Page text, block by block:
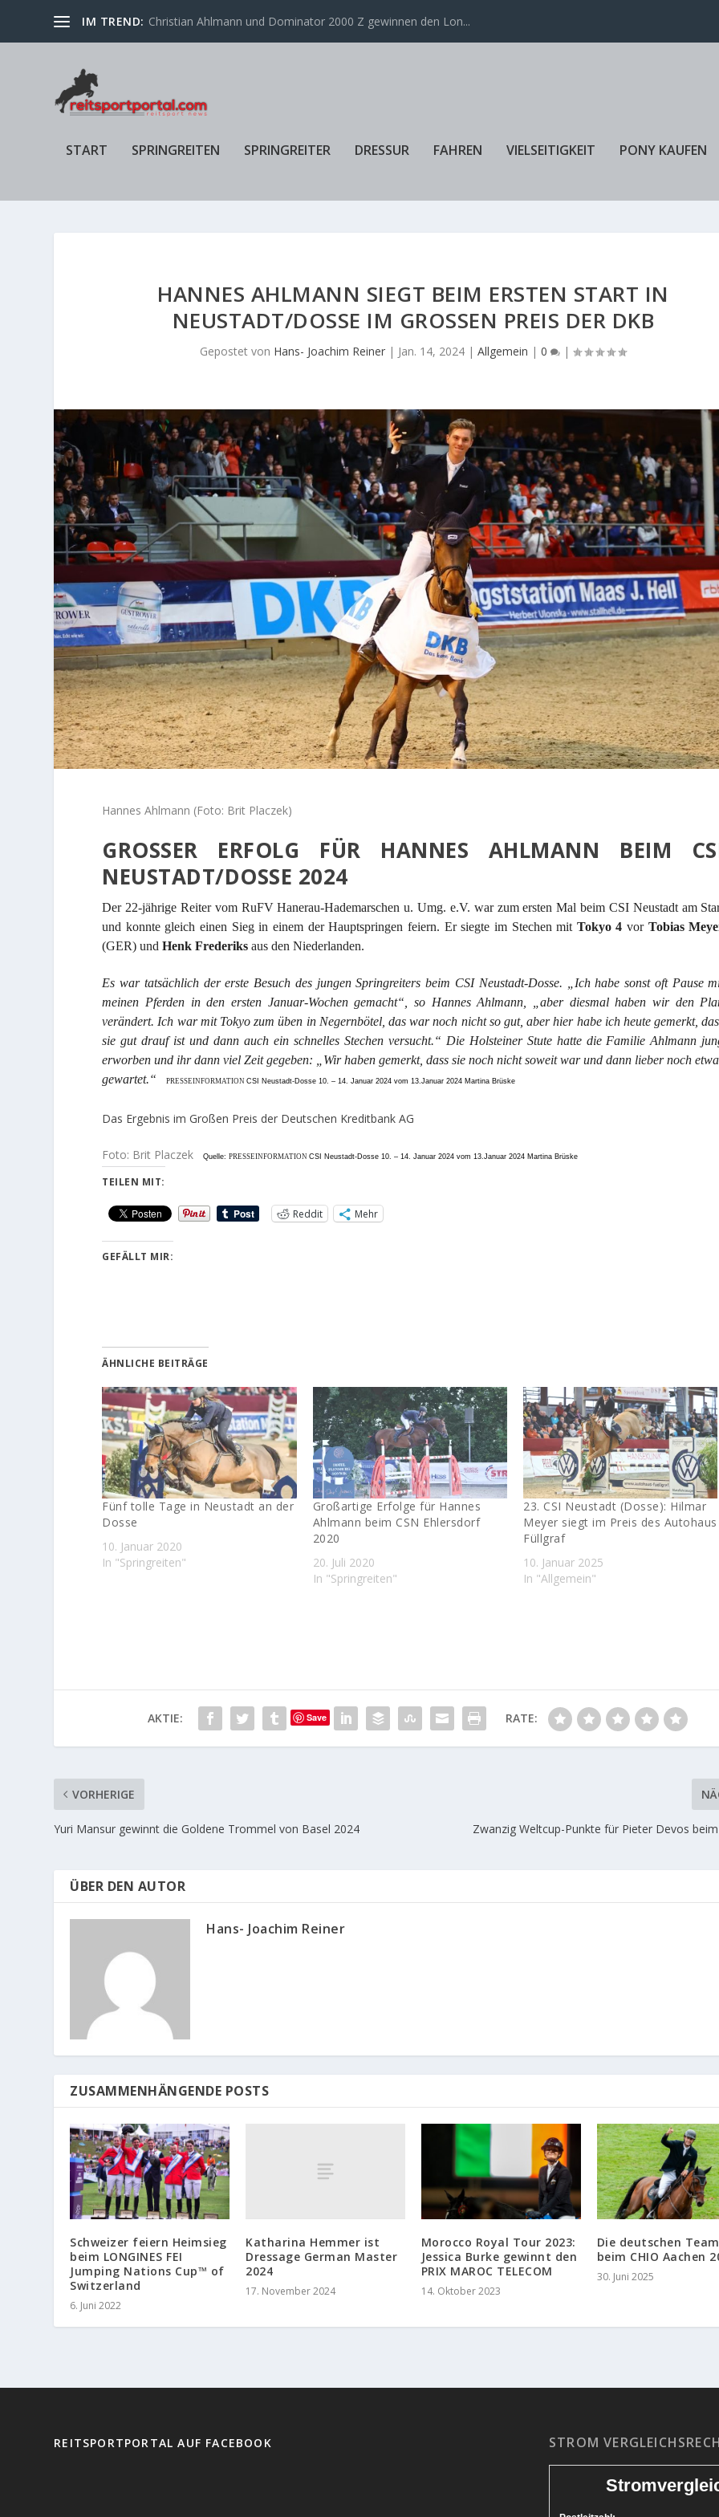
IM TREND: Christian Ahlmann und Dominator 2000 Z gewinnen den Lon...
START SPRINGREITEN SPRINGREITER DRESSUR FAHREN VIELSEITIGKEIT PONY KAUFEN
HANNES AHLMANN SIEGT BEIM ERSTEN START IN
NEUSTADT/DOSSE IM GROSSEN PREIS DER DKB
Gepostet von Hans- Joachim Reiner | Jan. 14, 2024 |Allgemein |0 |
Hannes Ahlmann (Foto: Brit Placzek)
GROSSER ERFOLG FÜR HANNES AHLMANN BEIM CSI
EUSTADT/DOSSE 2024
Der 22-jährige Reiter vom RuFV Hanerau-Hademarschen u. Umg. e.V. war zum ersten Mal beim CSI Neustadt am
und konnte gleich einen Sieg in einem der Hauptspringen feiern. Er siegte im Stechen mit Tokyo 4 vor Tobias
(GER) undHenk Frederiks aus den Niederlanden.
Es war tatsächlich der erste Besuch des jungen Springreiters beim CSI Neustadt-Dosse. „Ich habe sonst oft Pause
meinen Pferden in den ersten Januar-Wochen gemacht“, so Hannes Ahlmann, „aber diesmal haben wir den
verändert. Ich war mit Tokyo zum üben in Negernbötel, das war noch nicht so gut, aber hier habe ich heute gemerkt,
sie gut drauf ist und dann auch ein schnelles Stechen versucht.“ Die Holsteiner Stute hatte die Familie Ahlmann
erworben und ihr dann viel Zeit gegeben: „Wir haben gemerkt, dass sie noch nicht soweit war und dann lieber noch
gewartet.“
PRESSEINFORMATIONCSI Neustadt-Dosse 10. – 14. Januar 2024 vom 13.Januar 2024 Martina Brüske
Das Ergebnis im Großen Preis der Deutschen Kreditbank AG
Foto: Brit PlaczekQuelle:PRESSEINFORMATIONCSI Neustadt-Dosse 10. – 14. Januar 2024 vom 13.Januar 2024 Martina Brüske
TEILEN MIT:
Reddit Mehr
GEFÄLLT MIR:
ÄHNLICHE BEITRÄGE
Fünf tolle Tage in Neustadt an der
Dosse
10. Januar 2020
In "Springreiten"
Großartige Erfolge für Hannes
Ahlmann beim CSN Ehlersdorf
2020
20. Juli 2020
In "Springreiten"
23. CSI Neustadt (Dosse): Hilmar
Meyer siegt im Preis des Autohaus
Füllgraf
10. Januar 2025
In "Allgemein"
AKTIE: Save RATE:
VORHERIGE
Yuri Mansur gewinnt die Goldene Trommel von Basel 2024
Zwanzig Weltcup-Punkte für Pieter Devos
ÜBER DEN AUTOR
Hans- Joachim Reiner
ZUSAMMENHÄNGENDE POSTS
Schweizer feiern Heimsieg
beim LONGINES FEI
Jumping Nations Cup™ of
Switzerland
6. Juni 2022
Katharina Hemmer ist
Dressage German Master
2024
17. November 2024
Morocco Royal Tour 2023:
Jessica Burke gewinnt den
PRIX MAROC TELECOM
14. Oktober 2023
Die deutschen
beim CHIO Aachen
30. Juni 2025
REITSPORTPORTAL AUF FACEBOOK STROM